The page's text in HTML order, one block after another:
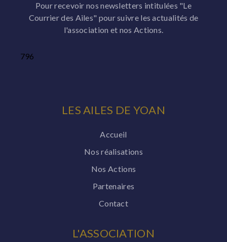
Pour recevoir nos newsletters intitulées "Le
Courrier des Ailes" pour suivre les actualités de
l'association et nos Actions.
796
LES AILES DE YOAN
Accueil
Nos réalisations
Nos Actions
Partenaires
Contact
L'ASSOCIATION